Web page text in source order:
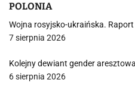
POLONIA
Wojna rosyjsko-ukraińska.
7 sierpnia 2026
Kolejny dewiant gender
6 sierpnia 2026